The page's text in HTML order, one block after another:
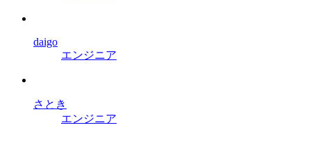
daigo
エンジニア
さとき
エンジニア